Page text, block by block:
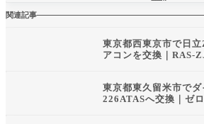
関連記事
東京都西東京市で日
アコンを交換｜RAS-
東京都東久留米市で
226ATASへ交換｜ゼ